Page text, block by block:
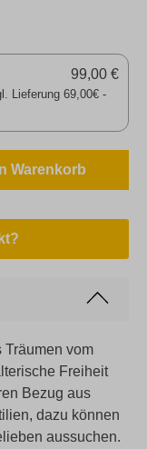
Lieferung 69,00€ -
99,00 €
Warenkorb
Träumen vom
Freiheit
Bezug aus
dazu können
aussuchen.